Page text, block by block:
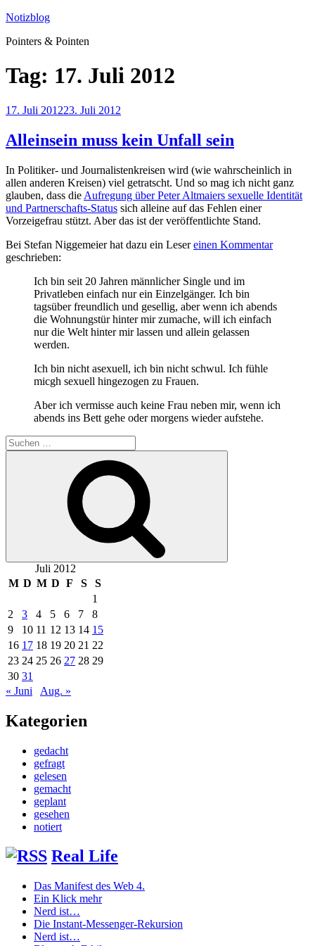
Zum
springen
Notizblog
Pointers & Pointen
Tag: 17. Juli 2012
Veröffentlicht
17. Juli 201223. Juli 2012
Alleinsein muss kein Unfall sein
In Politiker- und Journalistenkreisen wird (wie wahrscheinlich in
allen anderen Kreisen) viel getratscht. Und so mag ich nicht ganz
glauben, dass die Aufregung über Peter Altmaiers sexuelle Identität
und Partnerschafts-Status sich alleine auf das Fehlen einer
Vorzeigefrau stützt. Aber das ist der veröffentlichte Stand.
Bei Stefan Niggemeier hat dazu ein Lesereinen Kommentar
geschrieben:
Ich bin seit 20 Jahren männlicher Single und im
Privatleben einfach nur ein Einzelgänger. Ich bin
tagsüber freundlich und gesellig, aber wenn ich abends
die Wohnungstür hinter mir zumache, will ich einfach
nur die Welt hinter mir lassen und allein gelassen
werden.
Ich bin nicht asexuell, ich bin nicht schwul. Ich fühle
micgh sexuell hingezogen zu Frauen.
Aber ich vermisse auch keine Frau neben mir, wenn ich
abends ins Bett gehe oder morgens wieder aufstehe.
Suchen
nach:
Juli 2012
M D M D F S
S
1
2
3 4 5 6 7
8
9
10 11 12 13 14 15
16 17 18 19 20 21 22
23 24 25 26 27 28 29
30 31
« Juni
Aug. »
Kategorien
gedacht
gefragt
gelesen
gemacht
geplant
gesehen
notiert
Real Life
Das Manifest des Web 4.
Ein Klick mehr
Nerd ist…
Die Instant-Messenger-Rekursion
Nerd ist…